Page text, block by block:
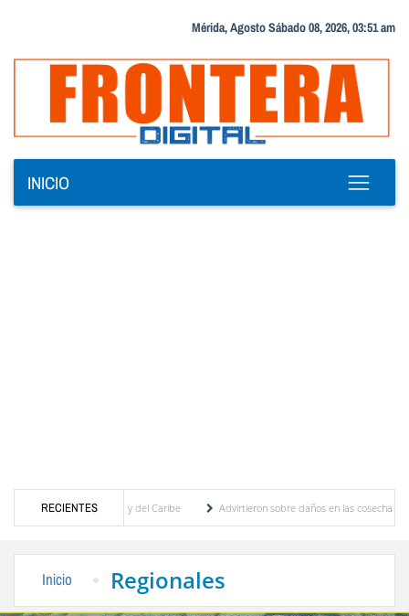
Mérida, Agosto Sábado 08, 2026, 03:51 am
INICIO
RECIENTES
Centroamericanos y del Caribe
Advirtieron sobre daños en las cosechas de los
Inicio Regionales